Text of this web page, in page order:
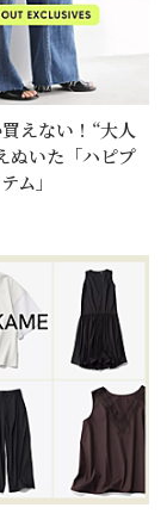
えない！“大人
ぬいた「ハピプ
ム」